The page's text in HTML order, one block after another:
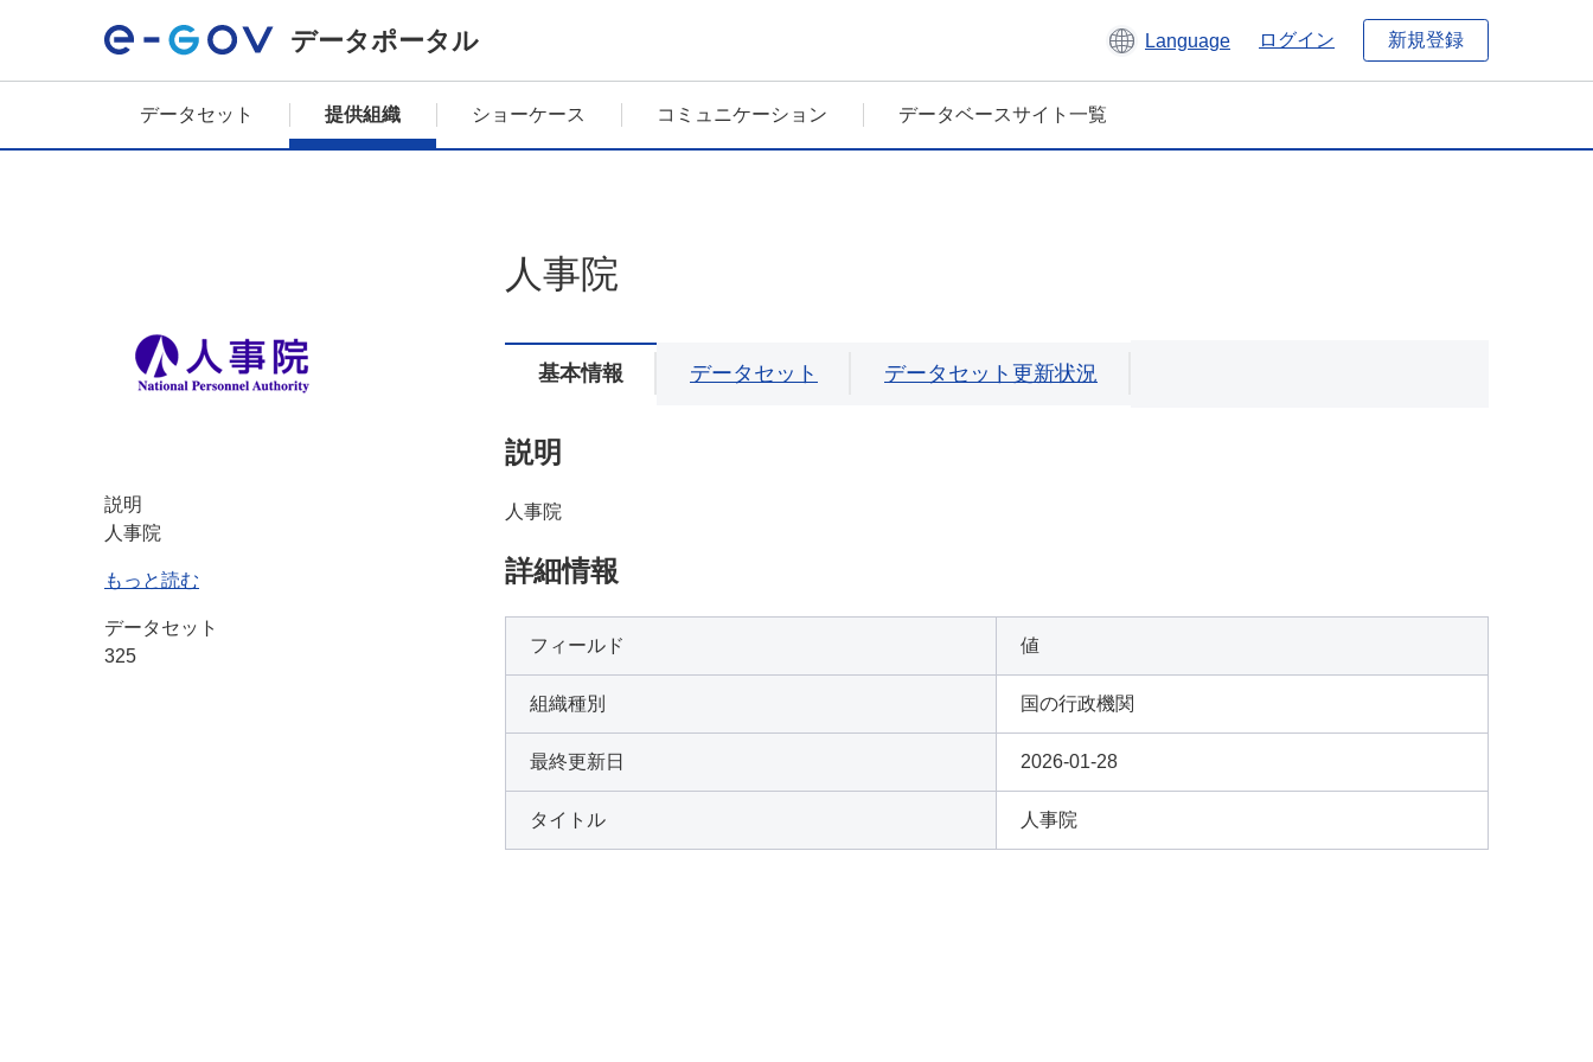
データポータル Language ログイン 新規登録
データセット 提供組織 ショーケース コミュニケーション データベースサイト一覧
説明
人事院
もっと読む
データセット
325
人事院
基本情報 データセット データセット更新状況
説明
人事院
詳細情報
フィールド 値
組織種別 国の行政機関
最終更新日 2026-01-28
タイトル 人事院